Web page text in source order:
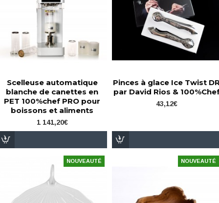
Scelleuse automatique
blanche de canettes en
PET 100%chef PRO pour
boissons et aliments
1 141,20€
Pinces à glace Ice Twist
par David Rios &
43,12€
NOUVEAUTÉ NOUVEAUTÉ